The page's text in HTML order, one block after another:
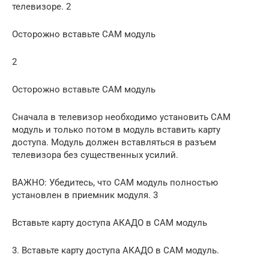
телевизоре. 2
Осторожно вставьте CAM модуль
2
Осторожно вставьте CAM модуль
Сначала в телевизор необходимо установить CAM
модуль и только потом в модуль вставить карту
доступа. Модуль должен вставляться в разъем
телевизора без существенных усилий.
ВАЖНО: Убедитесь, что CAM модуль полностью
установлен в приемник модуля. 3
Вставьте карту доступа АКАДО в CAM модуль
3. Вставьте карту доступа АКАДО в CAM модуль.